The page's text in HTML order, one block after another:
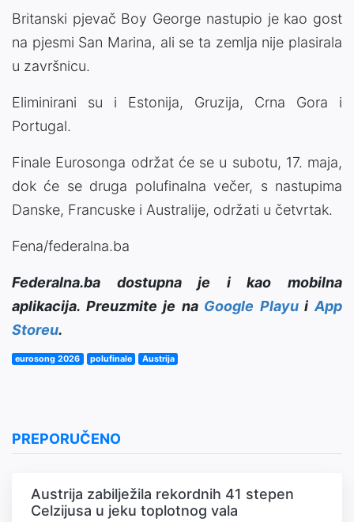
Britanski pjevač Boy George nastupio je kao gost
na pjesmi San Marina, ali se ta zemlja nije plasirala
u završnicu.
Eliminirani su i Estonija, Gruzija, Crna Gora i
Portugal.
Finale Eurosonga održat će se u subotu, 17. maja,
dok će se druga polufinalna večer, s nastupima
Danske, Francuske i Australije, održati u četvrtak.
Fena/federalna.ba
Federalna.ba dostupna je i kao mobilna
aplikacija. Preuzmite je na Google PlayuiApp
Storeu.
eurosong 2026 polufinale Austrija
PREPORUČENO
Austrija zabilježila rekordnih 41 stepen
Celzijusa u jeku toplotnog vala